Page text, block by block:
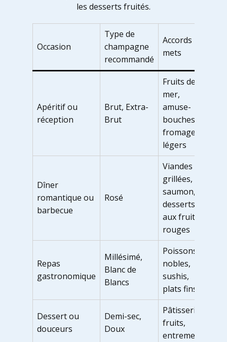
les desserts fruités.
Occasion
Type de
champagne
recommandé
Accords
mets
Apéritif ou
réception
Brut, Extra-
Brut
Fruits de
mer,
amuse-
bouches,
fromages
légers
Dîner
romantique ou
barbecue
Rosé
Viandes
grillées,
saumon,
desserts
aux fruits
rouges
Repas
gastronomique
Millésimé,
Blanc de
Blancs
Poissons
nobles,
sushis,
plats fins
Dessert ou
douceurs
Demi-sec,
Doux
Pâtisseries,
fruits,
entremets